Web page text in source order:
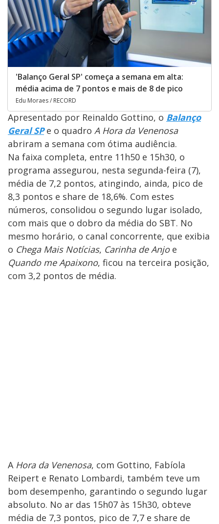
'Balanço Geral SP' começa a semana em alta:
média acima de 7 pontos e mais de 8 de pico
Edu Moraes / RECORD
Apresentado por Reinaldo Gottino, o Balanço
Geral SPe o quadro A Hora da Venenosa
abriram a semana com ótima audiência.
Na faixa completa, entre 11h50 e 15h30, o
programa assegurou, nesta segunda-feira (7),
média de 7,2 pontos, atingindo, ainda, pico de
8,3 pontos e share de 18,6%. Com estes
números, consolidou o segundo lugar isolado,
com mais que o dobro da média do SBT. No
mesmo horário, o canal concorrente, que exibia
o Chega Mais Notícias, Carinha de Anjoe
Quando me Apaixono, ficou na terceira posição,
com 3,2 pontos de média.
A Hora da Venenosa, com Gottino, Fabíola
Reipert e Renato Lombardi, também teve um
bom desempenho, garantindo o segundo lugar
absoluto. No ar das 15h07 às 15h30, obteve
média de 7,3 pontos, pico de 7,7 e share de